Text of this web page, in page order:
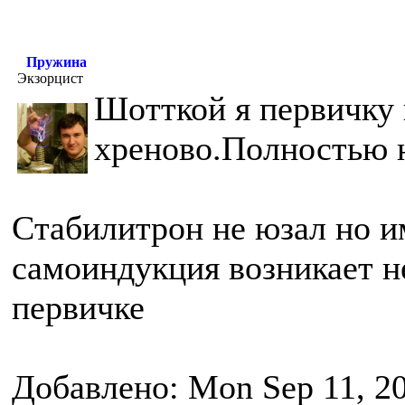
Пружина
Экзорцист
Шотткой я
хреново.Полностью
Стабилитрон не юзал но
самоиндукция возникает
первичке
Добавлено: Mon Sep 11,